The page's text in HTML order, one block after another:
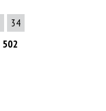
34
502